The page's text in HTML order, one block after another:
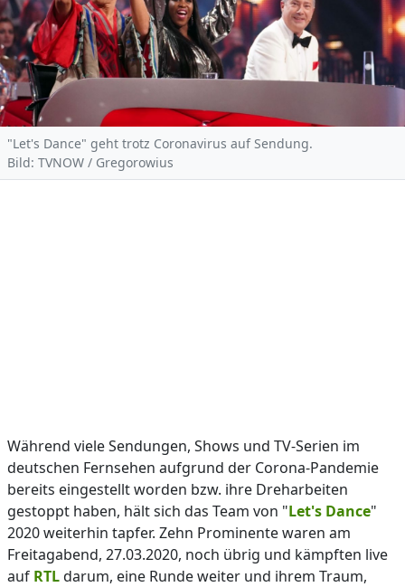
"Let's Dance" geht trotz Coronavirus auf Sendung.
Bild: TVNOW / Gregorowius
Während viele Sendungen, Shows und TV-Serien im
deutschen Fernsehen aufgrund der Corona-Pandemie
bereits eingestellt worden bzw. ihre Dreharbeiten
gestoppt haben, hält sich das Team von "Let's Dance"
2020 weiterhin tapfer. Zehn Prominente waren am
Freitagabend, 27.03.2020, noch übrig und kämpften live
auf RTLdarum, eine Runde weiter und ihrem Traum,